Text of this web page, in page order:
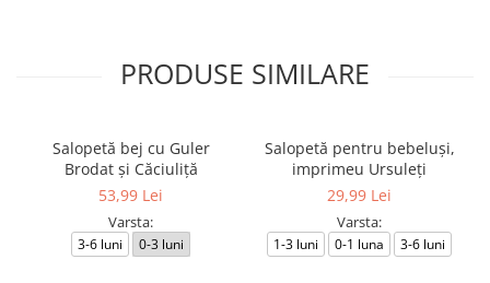
PRODUSE SIMILARE
Salopetă bej cu Guler
Brodat și Căciuliță
53,99 Lei
Varsta:
3-6 luni 0-3 luni
Salopetă pentru bebeluși,
imprimeu Ursuleți
29,99 Lei
Varsta:
1-3 luni 0-1 luna 3-6 luni